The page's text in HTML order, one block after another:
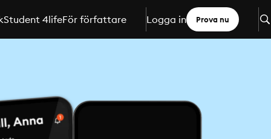
Student 4lifeFör författare Logga in Prova nu